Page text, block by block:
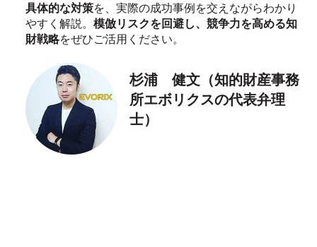
具体的な対策を、実際の成功事例を交えながらわかり
やすく解説。 模倣リスクを回避し、競争力を高める知
財戦略をぜひご活用ください。
杉浦 健文（知的財産事務
所エボリクスの代表弁理
士）